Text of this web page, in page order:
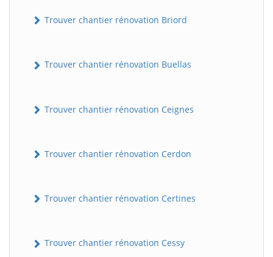
Trouver chantier rénovation Briord
Trouver chantier rénovation Buellas
Trouver chantier rénovation Ceignes
Trouver chantier rénovation Cerdon
Trouver chantier rénovation Certines
Trouver chantier rénovation Cessy